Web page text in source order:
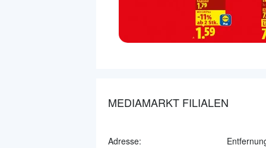
MEDIAMARKT FILIALEN
Adresse: